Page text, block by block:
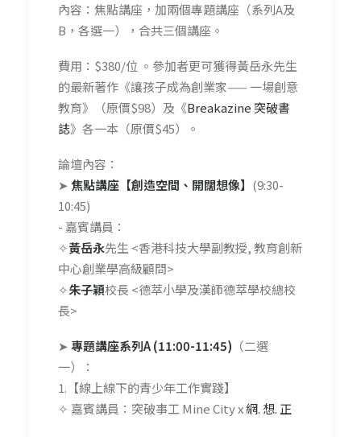
內容：焦點講座，加兩個專題講座（系列A及
B，各選一），合共三個講座。
費用：$380/位 。參加者更可獲得黃岳永先生
的最新著作《讓孩子成為創業家—— 一場創意
教育》（原價$98）及《Breakazine 突破書
誌》各一本（原價$45）。
論壇內容：
➤焦點講座【創造空間、開闊想像】 (9:30-
10:45)
- 嘉賓講員：
✧黃岳永先生 <香港科技大學副教授, 教育創新
中心創業學高級顧問>
✧朱子穎校長 <德萃小學及漢師德萃學校總校
長>
➤專題講座系列A (11:00-11:45) （二選
一）：
1.【線上線下的青少年工作實踐】
✧ 嘉賓講員：突破事工 Mine City x網. 想. 正